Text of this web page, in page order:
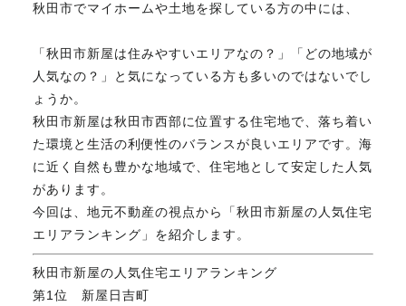
マスターおすすめ物件
会社概要
スタッフ紹介
マスターのブログ
秋田市でマイホームや土地を探している方の中には、
「秋田市新屋は住みやすいエリアなの？」「どの地域が
人気なの？」と気になっている方も多いのではないでし
ょうか。
秋田市新屋は秋田市西部に位置する住宅地で、落ち着い
た環境と生活の利便性のバランスが良いエリアです。海
に近く自然も豊かな地域で、住宅地として安定した人気
があります。
今回は、地元不動産の視点から「秋田市新屋の人気住宅
エリアランキング」を紹介します。
秋田市新屋の人気住宅エリアランキング
第1位 新屋日吉町